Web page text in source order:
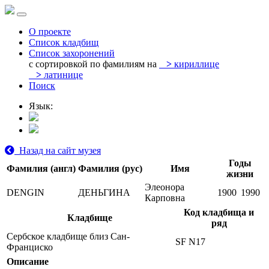
О проекте
Список кладбищ
Список захоронений
с сортировкой по фамилиям на
> кириллице
> латинице
Поиск
Язык:
Назад на сайт музея
Фамилия (англ) Фамилия (рус) Имя
Годы
жизни
DENGIN
ДЕНЬГИНА
Элеонора
Карповна
1900 1990
Кладбище
Код кладбища и
ряд
Сербское кладбище близ Сан-
Франциско
SF N17
Описание